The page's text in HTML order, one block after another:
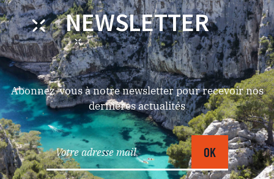
NEWSLETTER
Abonnez-vous à notre newsletter pour recevoir nos
dernières actualités